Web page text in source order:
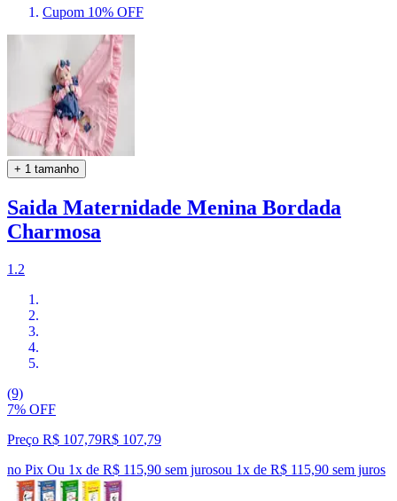
Cupom 10% OFF
+ 1 tamanho
Saida Maternidade Menina Bordada
Charmosa
1.2
(9)
7% OFF
Preço R$ 107,79R$ 107,79
no Pix Ou 1x de R$ 115,90 sem jurosou 1x de R$ 115,90 sem juros